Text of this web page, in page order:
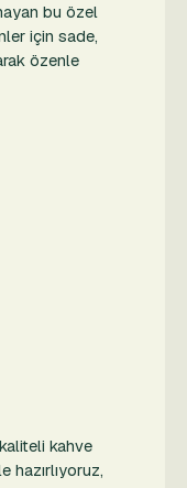
bu özel
için sade,
özenle
kahve
hazırlıyoruz,